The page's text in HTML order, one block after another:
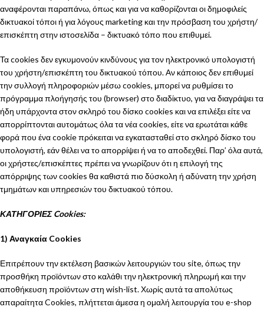
αναφέρονται παραπάνω, όπως και για να καθορίζονται οι δημοφιλείς
δικτυακοί τόποι ή για λόγους marketing και την πρόσβαση του χρήστη/
επισκέπτη στην ιστοσελίδα – δικτυακό τόπο που επιθυμεί.
Τα cookies δεν εγκυμονούν κινδύνους για τον ηλεκτρονικό υπολογιστή
του χρήστη/επισκέπτη του δικτυακού τόπου. Αν κάποιος δεν επιθυμεί
την συλλογή πληροφοριών μέσω cookies, μπορεί να ρυθμίσει το
πρόγραμμα πλοήγησής του (browser) στο διαδίκτυο, για να διαγράψει τα
ήδη υπάρχοντα στον σκληρό του δίσκο cookies και να επιλέξει είτε να
απορρίπτονται αυτομάτως όλα τα νέα cookies, είτε να ερωτάται κάθε
φορά που ένα cookie πρόκειται να εγκατασταθεί στο σκληρό δίσκο του
υπολογιστή, εάν θέλει να το απορρίψει ή να το αποδεχθεί. Παρ’ όλα αυτά,
οι χρήστες/επισκέπτες πρέπει να γνωρίζουν ότι η επιλογή της
απόρριψης των cookies θα καθιστά πιο δύσκολη ή αδύνατη την χρήση
τμημάτων και υπηρεσιών του δικτυακού τόπου.
ΚΑΤΗΓΟΡΙΕΣ Cookies:
1) Αναγκαία Cookies
Επιτρέπουν την εκτέλεση βασικών λειτουργιών του site, όπως την
προσθήκη προϊόντων στο καλάθι την ηλεκτρονική πληρωμή και την
αποθήκευση προϊόντων στη wish-list. Χωρίς αυτά τα απολύτως
απαραίτητα Cookies, πλήττεται άμεσα η ομαλή λειτουργία του e-shop